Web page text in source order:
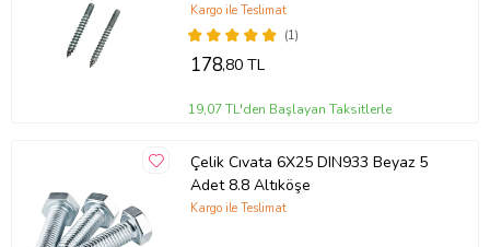
(1)
Kargo ile Teslimat
178,80 TL
19,07 TL'den Başlayan Taksitlerle
Çelik Cıvata 6X25 DIN933 Beyaz 5
Adet 8.8 Altıköşe
Kargo ile Teslimat